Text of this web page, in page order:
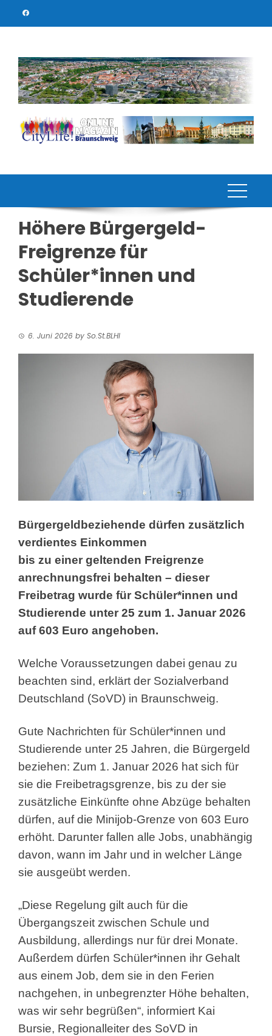
Höhere Bürgergeld-
Freigrenze für
Schüler*innen und
Studierende
6. Juni 2026 by So.St.BLHI
Bürgergeldbeziehende dürfen zusätzlich
verdientes Einkommen
bis zu einer geltenden Freigrenze
anrechnungsfrei behalten – dieser
Freibetrag wurde für Schüler*innen und
Studierende unter 25 zum 1. Januar 2026
auf 603 Euro angehoben.
Welche Voraussetzungen dabei genau zu
beachten sind, erklärt der Sozialverband
Deutschland (SoVD) in Braunschweig.
Gute Nachrichten für Schüler*innen und
Studierende unter 25 Jahren, die Bürgergeld
beziehen: Zum 1. Januar 2026 hat sich für
sie die Freibetragsgrenze, bis zu der sie
zusätzliche Einkünfte ohne Abzüge behalten
dürfen, auf die Minijob-Grenze von 603 Euro
erhöht. Darunter fallen alle Jobs, unabhängig
davon, wann im Jahr und in welcher Länge
sie ausgeübt werden.
„Diese Regelung gilt auch für die
Übergangszeit zwischen Schule und
Ausbildung, allerdings nur für drei Monate.
Außerdem dürfen Schüler*innen ihr Gehalt
aus einem Job, dem sie in den Ferien
nachgehen, in unbegrenzter Höhe behalten,
was wir sehr begrüßen“, informiert Kai
Bursie, Regionalleiter des SoVD in